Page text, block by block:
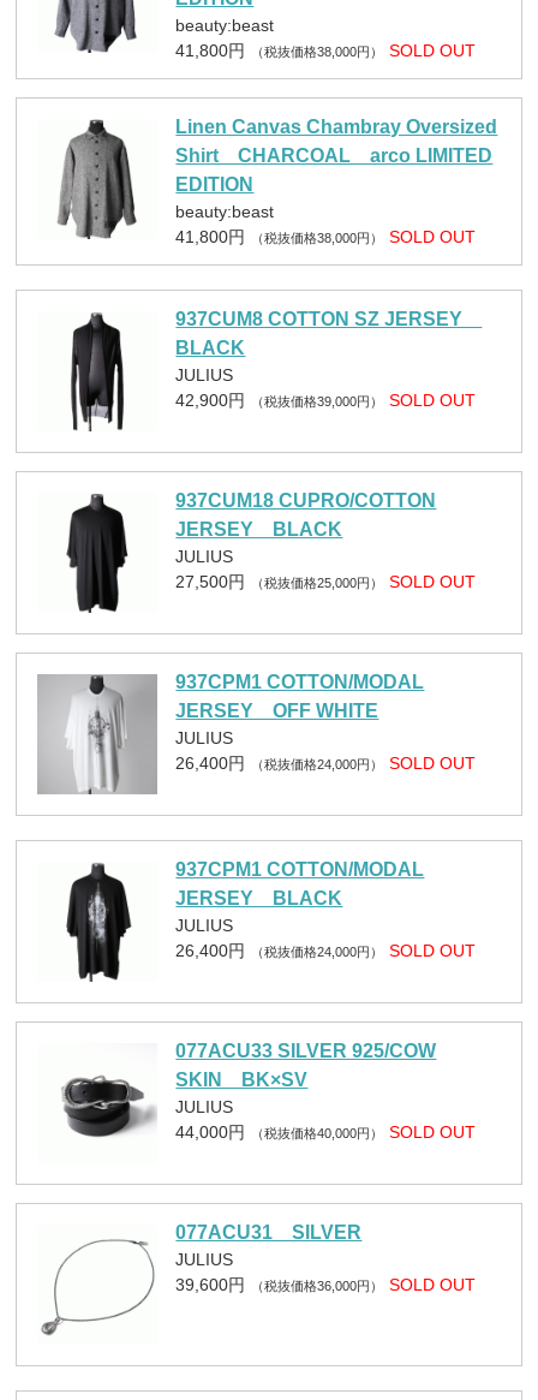
beauty:beast
41,800円
（税抜価格38,000円） SOLD OUT
Linen Canvas Chambray Oversized
Shirt CHARCOAL arco LIMITED
EDITION
beauty:beast
41,800円
（税抜価格38,000円） SOLD OUT
937CUM8 COTTON SZ JERSEY
BLACK
JULIUS
42,900円
（税抜価格39,000円） SOLD OUT
937CUM18 CUPRO/COTTON
JERSEY BLACK
JULIUS
27,500円
（税抜価格25,000円） SOLD OUT
937CPM1 COTTON/MODAL
JERSEY OFF WHITE
JULIUS
26,400円
（税抜価格24,000円） SOLD OUT
937CPM1 COTTON/MODAL
JERSEY BLACK
JULIUS
26,400円
（税抜価格24,000円） SOLD OUT
077ACU33 SILVER 925/COW
SKIN BK×SV
JULIUS
44,000円
（税抜価格40,000円） SOLD OUT
077ACU31 SILVER
JULIUS
39,600円
（税抜価格36,000円） SOLD OUT